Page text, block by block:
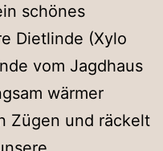
schönes
Dietlinde (Xylo
vom Jagdhaus
wärmer
Zügen und räckelt